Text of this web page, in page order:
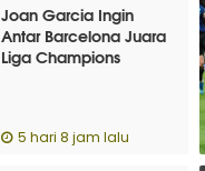
Joan Garcia Ingin
Antar Barcelona Juara
Liga Champions
5 hari 8 jam lalu